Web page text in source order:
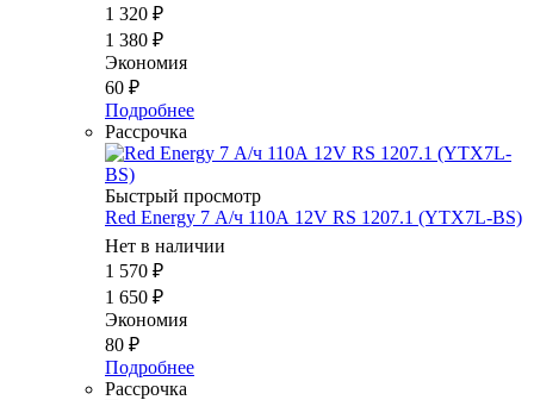
1 320 ₽
1 380 ₽
Экономия
60 ₽
Подробнее
Рассрочка
Быстрый просмотр
Red Energy 7 А/ч 110А 12V RS 1207.1 (YTX7L-BS)
Нет в наличии
1 570 ₽
1 650 ₽
Экономия
80 ₽
Подробнее
Рассрочка